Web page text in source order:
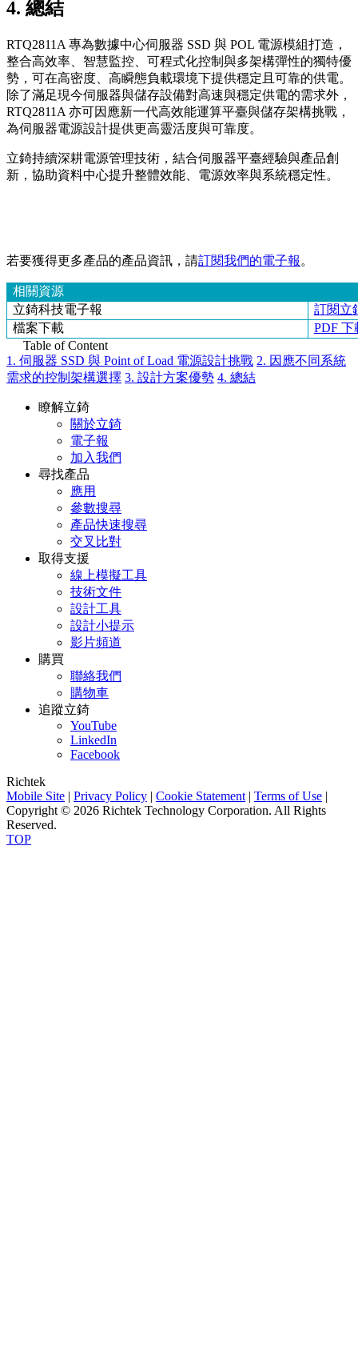
4. 總結
RTQ2811A 專為數據中心伺服器 SSD 與 POL 電源模組打造，
整合高效率、智慧監控、可程式化控制與多架構彈性的獨特優
勢，可在高密度、高瞬態負載環境下提供穩定且可靠的供電。
除了滿足現今伺服器與儲存設備對高速與穩定供電的需求外，
RTQ2811A 亦可因應新一代高效能運算平臺與儲存架構挑戰，
為伺服器電源設計提供更高靈活度與可靠度。
立錡持續深耕電源管理技術，結合伺服器平臺經驗與產品創
新，協助資料中心提升整體效能、電源效率與系統穩定性。
若要獲得更多產品的產品資訊，請訂閱我們的電子報 。
相關資源
立錡科技電子報
訂閱立
檔案下載
PDF 下
Table of Content
1. 伺服器 SSD 與 Point of Load 電源設計挑戰 2. 因應不同系統
需求的控制架構選擇 3. 設計方案優勢 4. 總結
瞭解立錡
關於立錡
電子報
加入我們
尋找產品
應用
參數搜尋
產品快速搜尋
交叉比對
取得支援
線上模擬工具
技術文件
設計工具
設計小提示
影片頻道
購買
聯絡我們
購物車
追蹤立錡
YouTube
LinkedIn
Facebook
Richtek
Mobile Site | Privacy Policy | Cookie Statement | Terms of Use |
Copyright © 2026 Richtek Technology Corporation. All Rights
Reserved.
TOP